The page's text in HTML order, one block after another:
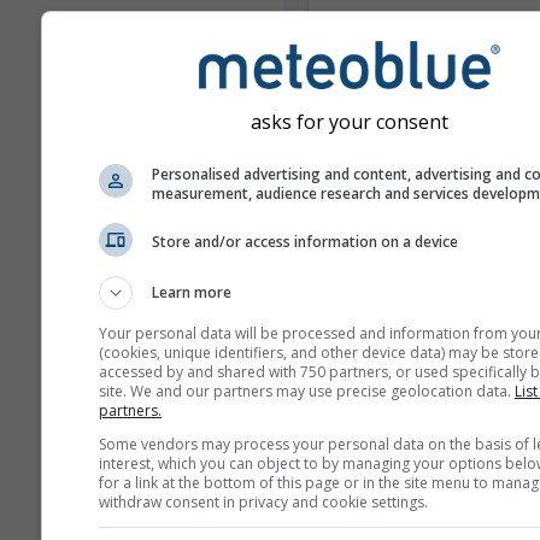
Não compartilhamos o seu
nossapolítica de privacidade
com outros serviços de meteoblue.
Mais dados meteorológicos
asks for your consent
Personalised advertising and content, advertising and
measurement, audience research and services
Store and/or access information on a device
Learn more
Your personal data will be processed and information from
(cookies, unique identifiers, and other device data) may be
accessed by and shared with 750 partners, or used specifically
site. We and our partners may use precise geolocation data.
partners.
Some vendors may process your personal data on the basis of
interest, which you can object to by managing your options
for a link at the bottom of this page or in the site menu to
withdraw consent in privacy and cookie settings.